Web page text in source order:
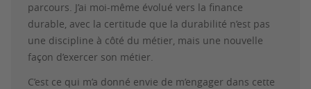
parcours. J’ai moi-même évolué vers la finance
durable, avec la certitude que la durabilité n’est pas
une discipline à côté du métier, mais une nouvelle
façon d’exercer son métier.
C’est ce qui m’a donné envie de m’engager dans cette